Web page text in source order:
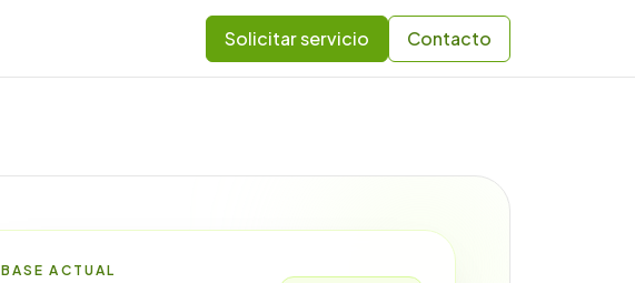
Solicitar servicio Contacto
BASE ACTUAL